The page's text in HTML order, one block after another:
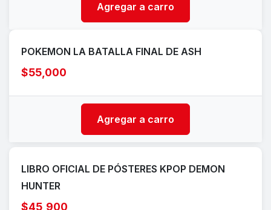
Agregar a carro
POKEMON LA BATALLA FINAL DE ASH
$55,000
Agregar a carro
LIBRO OFICIAL DE PÓSTERES KPOP DEMON
HUNTER
$45,900